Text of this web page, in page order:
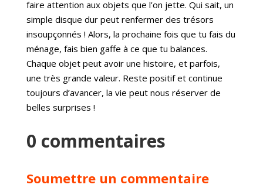
faire attention aux objets que l’on jette. Qui sait, un
simple disque dur peut renfermer des trésors
insoupçonnés ! Alors, la prochaine fois que tu fais du
ménage, fais bien gaffe à ce que tu balances.
Chaque objet peut avoir une histoire, et parfois,
une très grande valeur. Reste positif et continue
toujours d’avancer, la vie peut nous réserver de
belles surprises !
0 commentaires
Soumettre un commentaire